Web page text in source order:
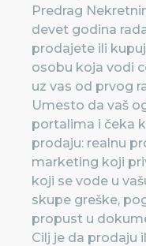
Predrag
devet godina
prodajete ili
osobu koja vodi
uz vas od prvog
Umesto da vaš
portalima i čeka
prodaju: realnu
marketing koji
koji se vode u
skupe greške,
propust u
Cilj je da prodaju